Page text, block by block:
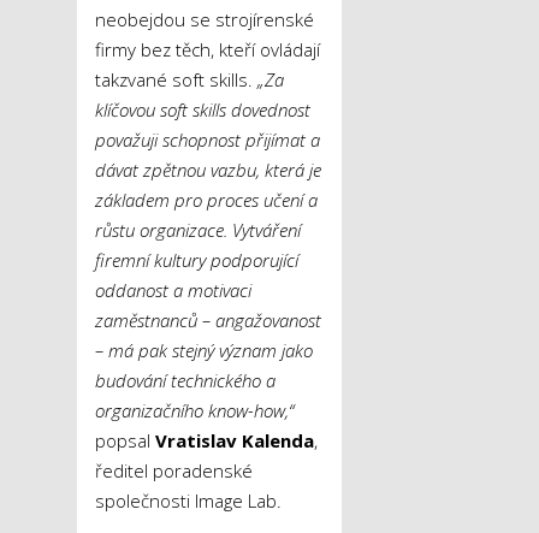
neobejdou se strojírenské
firmy bez těch, kteří ovládají
takzvané soft skills. „Za
klíčovou soft skills dovednost
považuji schopnost přijímat a
dávat zpětnou vazbu, která je
základem pro proces učení a
růstu organizace. Vytváření
firemní kultury podporující
oddanost a motivaci
zaměstnanců – angažovanost
– má pak stejný význam jako
budování technického a
organizačního know-how,“
popsal Vratislav Kalenda,
ředitel poradenské
společnosti Image Lab.